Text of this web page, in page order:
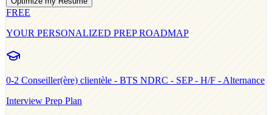
FREE
YOUR PERSONALIZED PREP ROADMAP
0-2 Conseiller(ère) clientèle - BTS NDRC - SEP - H/F - Alternance
Interview Prep Plan